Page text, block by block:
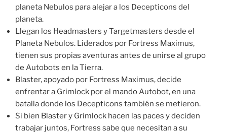
planeta Nebulos para alejar a los Decepticons del
planeta.
Llegan los Headmasters y Targetmasters desde el
Planeta Nebulos. Liderados por Fortress Maximus,
tienen sus propias aventuras antes de unirse al grupo
de Autobots en la Tierra.
Blaster, apoyado por Fortress Maximus, decide
enfrentar a Grimlock por el mando Autobot, en una
batalla donde los Decepticons también se metieron.
Si bien Blaster y Grimlock hacen las paces y deciden
trabajar juntos, Fortress sabe que necesitan a su